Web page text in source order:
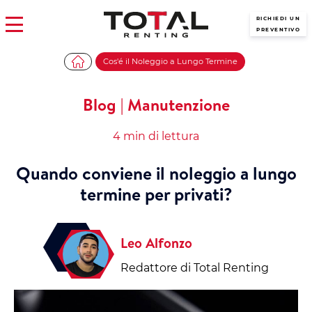
RICHIEDI UN
PREVENTIVO
Cos'é il Noleggio a Lungo Termine
Blog | Manutenzione
4 min di lettura
Quando conviene il noleggio a lungo
termine per privati?
Leo Alfonzo
Redattore di Total Renting